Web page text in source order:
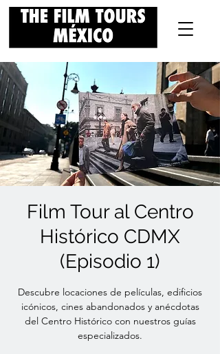
Film Tour al Centro
Histórico CDMX
(Episodio 1)
Descubre locaciones de películas, edificios
icónicos, cines abandonados y anécdotas
del Centro Histórico con nuestros guías
especializados.